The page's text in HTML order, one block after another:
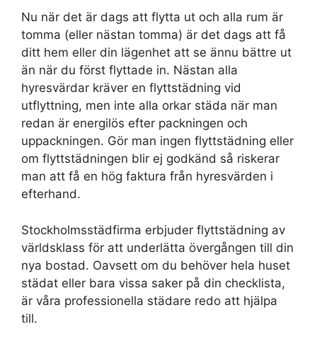
Nu när det är dags att flytta ut och alla rum är
tomma (eller nästan tomma) är det dags att få
ditt hem eller din lägenhet att se ännu bättre ut
än när du först flyttade in. Nästan alla
hyresvärdar kräver en flyttstädning vid
utflyttning, men inte alla orkar städa när man
redan är energilös efter packningen och
uppackningen. Gör man ingen flyttstädning eller
om flyttstädningen blir ej godkänd så riskerar
man att få en hög faktura från hyresvärden i
efterhand.
Stockholmsstädfirma erbjuder flyttstädning av
världsklass för att underlätta övergången till din
nya bostad. Oavsett om du behöver hela huset
städat eller bara vissa saker på din checklista,
är våra professionella städare redo att hjälpa
till.